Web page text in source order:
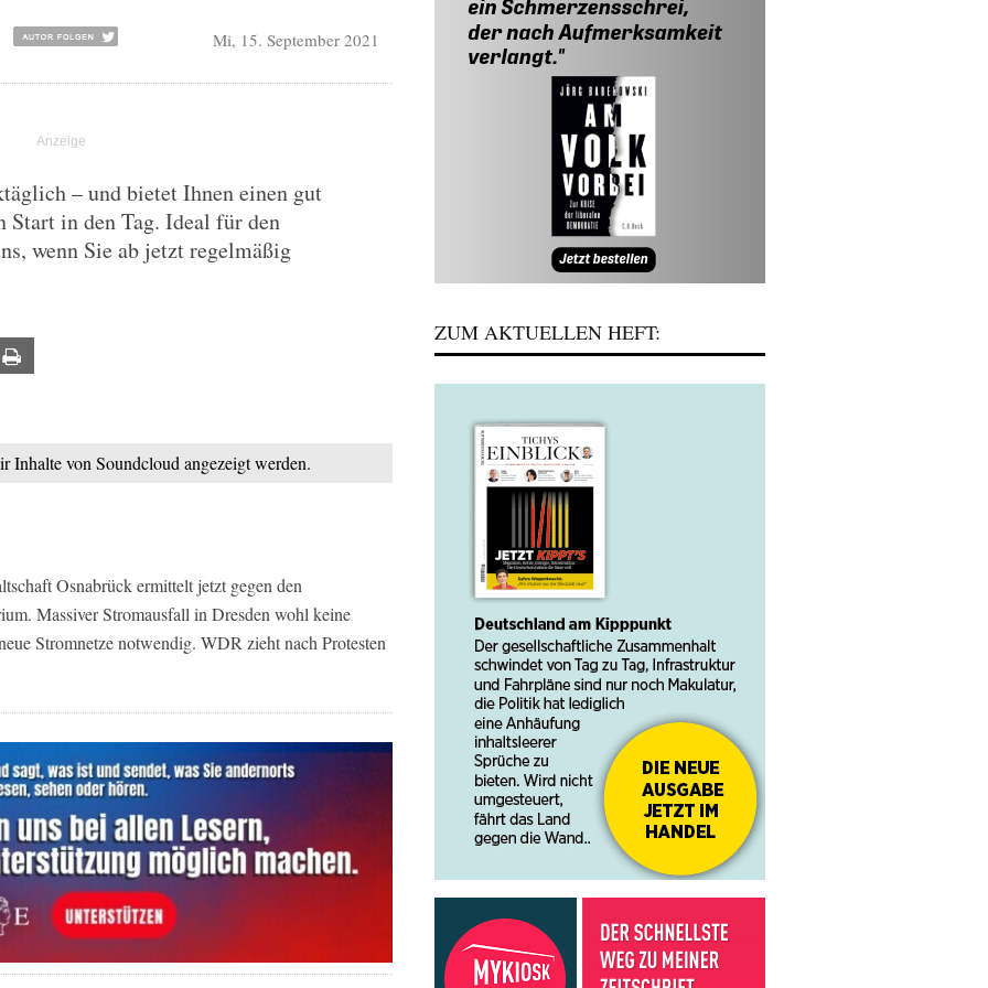
Mi, 15. September 2021
– und bietet Ihnen einen gut
in den Tag. Ideal für den
wenn Sie ab jetzt regelmäßig
Inhalte von Soundcloud angezeigt werden.
Osnabrück ermittelt jetzt gegen den
Massiver Stromausfall in Dresden wohl keine
Stromnetze notwendig. WDR zieht nach Protesten
ZUM AKTUELLEN HEFT: